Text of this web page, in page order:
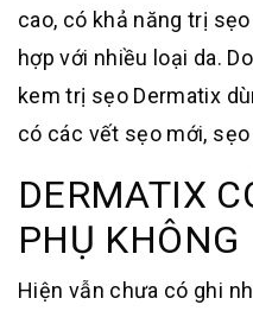
cao, có khả năng trị
hợp với nhiều loại da.
kem trị sẹo Dermatix
có các vết sẹo mới,
DERMATIX
PHỤ KHÔNG
Hiện vẫn chưa có ghi